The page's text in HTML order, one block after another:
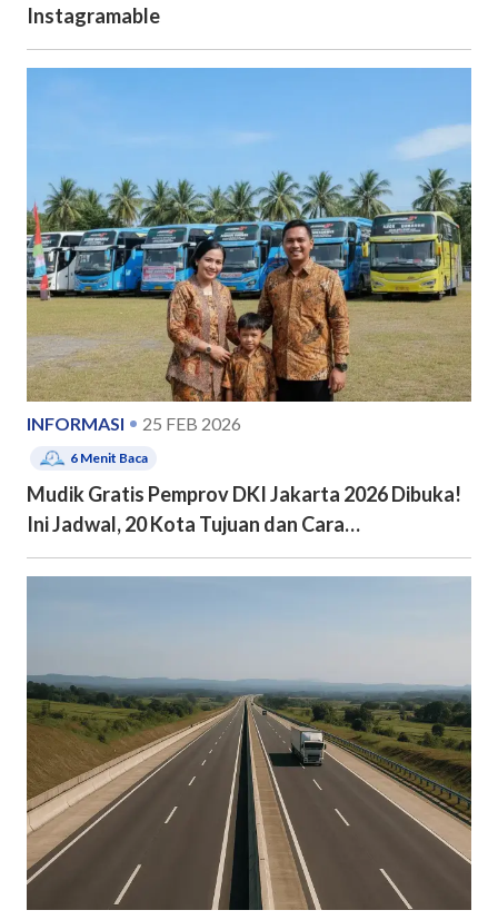
Instagramable
INFORMASI 25 FEB 2026
6 Menit Baca
Mudik Gratis Pemprov DKI Jakarta 2026 Dibuka!
Ini Jadwal, 20 Kota Tujuan dan Cara
Pendaftarannya